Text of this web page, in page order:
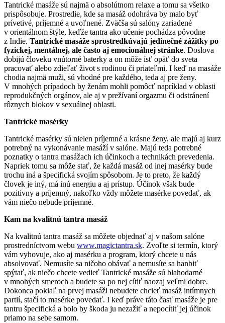
Tantrické masáže sú najmä o absolútnom relaxe a tomu sa všetko
prispôsobuje. Prostredie, kde sa masáž odohráva by malo byť
prívetivé, príjemné a uvoľnené. Zväčša sú salóny zariadené
v orientálnom štýle, keďže tantra ako učenie pochádza pôvodne
z Indie. Tantrické masáže sprostredkúvajú jedinečné zážitky po
fyzickej, mentálnej, ale často aj emocionálnej stránke. Doslova
dobijú človeku vnútorné baterky a on môže ísť opäť do sveta
pracovať alebo zdieľať život s rodinou či priateľmi. I keď na masáže
chodia najmä muži, sú vhodné pre každého, teda aj pre ženy.
V mnohých prípadoch by ženám mohli pomôcť napríklad v oblasti
reprodukčných orgánov, ale aj v prežívaní orgazmu či odstránení
rôznych blokov v sexuálnej oblasti.
Tantrické masérky
Tantrické masérky sú nielen príjemné a krásne ženy, ale majú aj kurz
potrebný na vykonávanie masáží v salóne. Majú teda potrebné
poznatky o tantra masážach ich účinkoch a technikách prevedenia.
Napriek tomu sa môže stať, že každá masáž od inej masérky bude
trochu iná a špecifická svojím spôsobom. Je to preto, že každý
človek je iný, má inú energiu a aj prístup. Účinok však bude
pozitívny a príjemný, nakoľko vždy môžete masérke povedať, ak
vám niečo nebude príjemné.
Kam na kvalitnú tantra masáž
Na kvalitnú tantra masáž sa môžete objednať aj v našom salóne
prostredníctvom webu www.magictantra.sk. Zvoľte si termín, ktorý
vám vyhovuje, ako aj masérku a program, ktorý chcete u nás
absolvovať. Nemusíte sa ničoho obávať a nemusíte sa hanbiť
spýtať, ak niečo chcete vedieť Tantrické masáže sú blahodarné
v mnohých smeroch a budete sa po nej cítiť naozaj veľmi dobre.
Dokonca pokiaľ na prvej masáži nebudete chcieť masáž intímnych
partií, stačí to masérke povedať. I keď práve táto časť masáže je pre
tantru špecifická a bolo by škoda ju nezažiť a nepocítiť jej účinok
priamo na sebe samom.